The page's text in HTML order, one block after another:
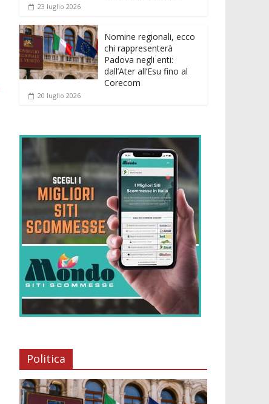
23 luglio 2026
Nomine regionali, ecco
chi rappresenterà
Padova negli enti:
dall’Ater all’Esu fino al
Corecom
20 luglio 2026
Politica